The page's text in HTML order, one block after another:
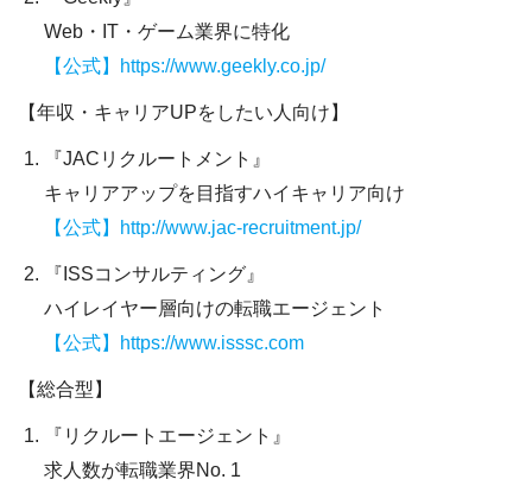
Web・IT・ゲーム業界に特化
【公式】https://www.geekly.co.jp/
【年収・キャリアUPをしたい人向け】
『JACリクルートメント』
キャリアアップを目指すハイキャリア向け
【公式】http://www.jac-recruitment.jp/
『ISSコンサルティング』
ハイレイヤー層向けの転職エージェント
【公式】https://www.isssc.com
【総合型】
『リクルートエージェント』
求人数が転職業界No. 1